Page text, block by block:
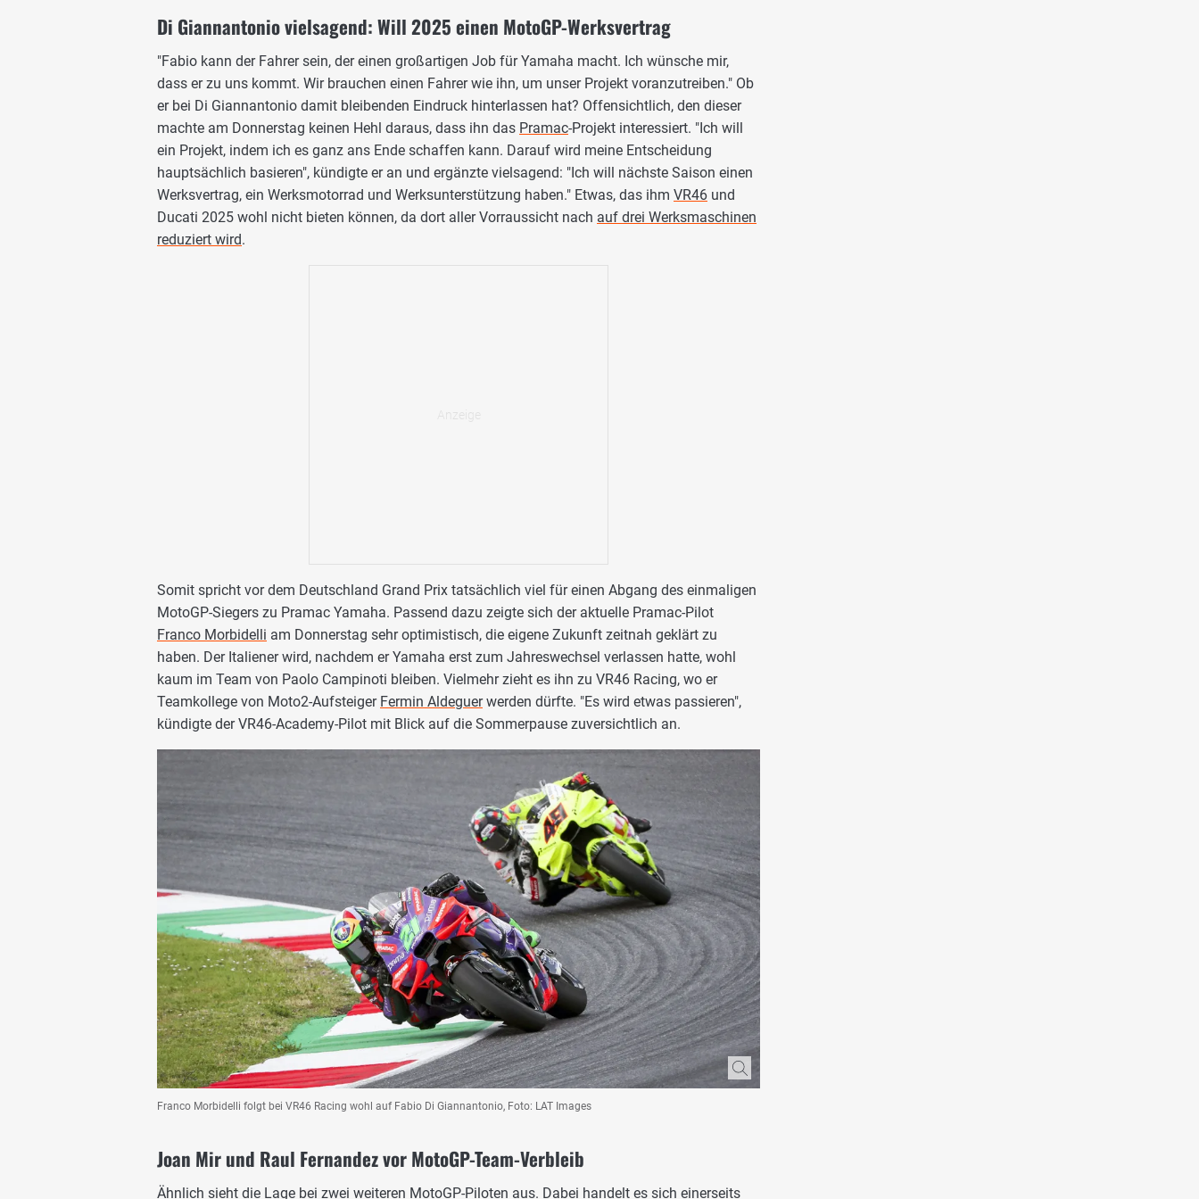
Di Giannantonio vielsagend: Will 2025 einen MotoGP-Werksvertrag
"Fabio kann der Fahrer sein, der einen großartigen Job für Yamaha macht. Ich wünsche mir,
dass er zu uns kommt. Wir brauchen einen Fahrer wie ihn, um unser Projekt voranzutreiben." Ob
er bei Di Giannantonio damit bleibenden Eindruck hinterlassen hat? Offensichtlich, den dieser
machte am Donnerstag keinen Hehl daraus, dass ihn das Pramac-Projekt interessiert. "Ich will
ein Projekt, indem ich es ganz ans Ende schaffen kann. Darauf wird meine Entscheidung
hauptsächlich basieren", kündigte er an und ergänzte vielsagend: "Ich will nächste Saison einen
Werksvertrag, ein Werksmotorrad und Werksunterstützung haben." Etwas, das ihm VR46 und
Ducati 2025 wohl nicht bieten können, da dort aller Vorraussicht nach auf drei Werksmaschinen
reduziert wird.
Somit spricht vor dem Deutschland Grand Prix tatsächlich viel für einen Abgang des einmaligen
MotoGP-Siegers zu Pramac Yamaha. Passend dazu zeigte sich der aktuelle Pramac-Pilot
Franco Morbidelli am Donnerstag sehr optimistisch, die eigene Zukunft zeitnah geklärt zu
haben. Der Italiener wird, nachdem er Yamaha erst zum Jahreswechsel verlassen hatte, wohl
kaum im Team von Paolo Campinoti bleiben. Vielmehr zieht es ihn zu VR46 Racing, wo er
Teamkollege von Moto2-Aufsteiger Fermin Aldeguerwerden dürfte. "Es wird etwas passieren",
kündigte der VR46-Academy-Pilot mit Blick auf die Sommerpause zuversichtlich an.
Franco Morbidelli folgt bei VR46 Racing wohl auf Fabio Di Giannantonio, Foto: LAT Images
Joan Mir und Raul Fernandez vor MotoGP-Team-Verbleib
Ähnlich sieht die Lage bei zwei weiteren MotoGP-Piloten aus. Dabei handelt es sich einerseits